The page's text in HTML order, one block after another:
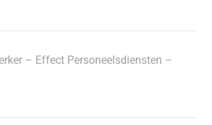
– Effect Personeelsdiensten –